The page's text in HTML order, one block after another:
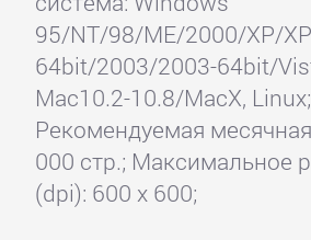
95/NT/98/ME/2000/XP/
64bit/2003/2003-64bit/
Mac10.2-10.8/MacX, Linux;
Рекомендуемая
000 стр.; Максимальное
(dpi): 600 x 600;